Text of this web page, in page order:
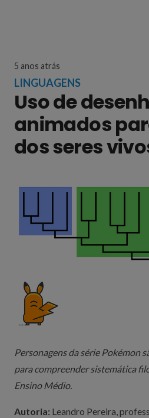
5 anos atrás
LINGUAGENS
Uso de
animados
dos seres
Personagens da série Pokémon
para compreender sistemática
Ensino Médio.
Autoria: Leandro Pereira,